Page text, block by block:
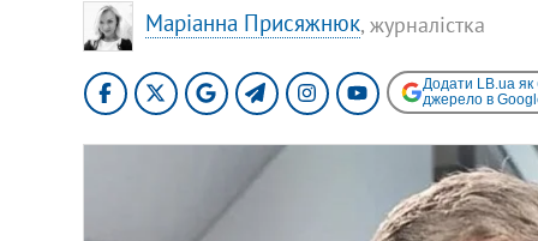
Маріанна Присяжнюк, журналістка
Додати LB.ua
джерело в